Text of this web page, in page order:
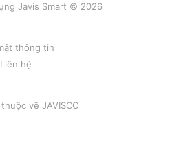
Javis Smart © 2026
thông tin
Liên hệ
về JAVISCO